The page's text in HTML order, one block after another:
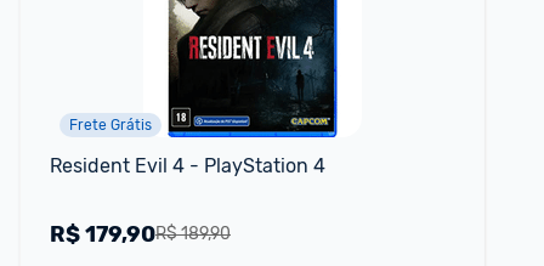
Frete Grátis
Resident Evil 4 - PlayStation 4
R$ 189,90
R$179,90